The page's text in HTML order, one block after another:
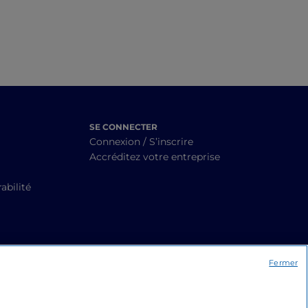
SE CONNECTER
Connexion / S’inscrire
Accréditez votre entreprise
Fermer